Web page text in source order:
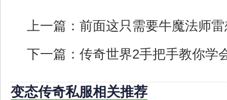
上一篇： 前面这只需要牛魔法师
下一篇： 传奇世界2手把手教你学
变态传奇私服相关推荐